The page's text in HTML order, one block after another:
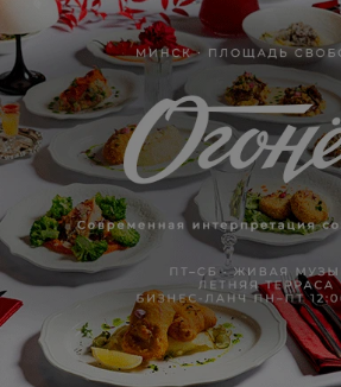
соответствием всем нормам санпина в
показателям качества продуктов
производстве продаваемой продукции.